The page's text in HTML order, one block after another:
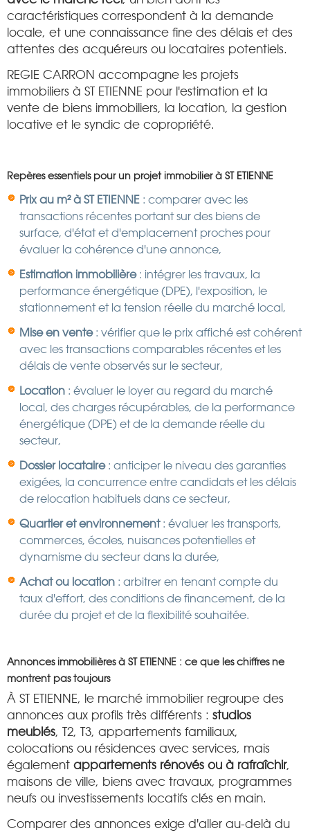
caractéristiques correspondent à la demande
locale, et une connaissance fine des délais et des
attentes des acquéreurs ou locataires potentiels.
REGIE CARRON accompagne les projets
immobiliers à ST ETIENNE pour l'estimation et la
vente de biens immobiliers, la location, la gestion
locative et le syndic de copropriété.
Repères essentiels pour un projet immobilier à ST ETIENNE
Prix au m² à ST ETIENNE : comparer avec les
transactions récentes portant sur des biens de
surface, d'état et d'emplacement proches pour
évaluer la cohérence d'une annonce,
Estimation immobilière: intégrer les travaux, la
performance énergétique (DPE), l'exposition, le
stationnement et la tension réelle du marché local,
Mise en vente: vérifier que le prix affiché est cohérent
avec les transactions comparables récentes et les
délais de vente observés sur le secteur,
Location : évaluer le loyer au regard du marché
local, des charges récupérables, de la performance
énergétique (DPE) et de la demande réelle du
secteur,
Dossier locataire: anticiper le niveau des garanties
exigées, la concurrence entre candidats et les délais
de relocation habituels dans ce secteur,
Quartier et environnement: évaluer les transports,
commerces, écoles, nuisances potentielles et
dynamisme du secteur dans la durée,
Achat ou location : arbitrer en tenant compte du
taux d'effort, des conditions de financement, de la
durée du projet et de la flexibilité souhaitée.
Annonces immobilières à ST ETIENNE : ce que les chiffres ne
montrent pas toujours
À ST ETIENNE, le marché immobilier regroupe des
annonces aux profils très différents : studios
meublés, T2, T3, appartements familiaux,
colocations ou résidences avec services, mais
également appartements rénovés ou à rafraîchir,
maisons de ville, biens avec travaux, programmes
neufs ou investissements locatifs clés en main.
Comparer des annonces exige d'aller au-delà du